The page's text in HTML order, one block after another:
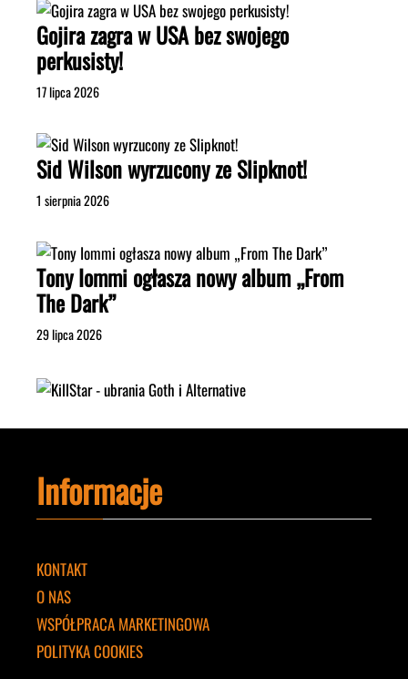
Gojira zagra w USA bez swojego
perkusisty!
17 lipca 2026
Sid Wilson wyrzucony ze Slipknot!
1 sierpnia 2026
Tony Iommi ogłasza nowy album „From
The Dark”
29 lipca 2026
Informacje
KONTAKT
O NAS
WSPÓŁPRACA MARKETINGOWA
POLITYKA COOKIES